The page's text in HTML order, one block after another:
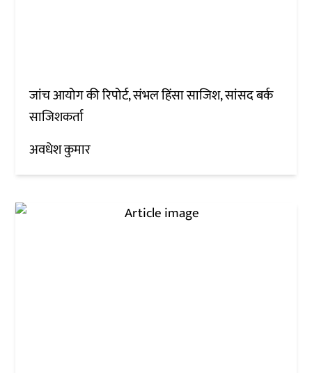
जांच आयोग की रिपोर्ट, संभल हिंसा साजिश, सांसद बर्क
साजिशकर्ता
अवधेश कुमार